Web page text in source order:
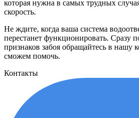
которая нужна в самых трудных
скорость.
Не ждите, когда ваша система
перестанет функционировать. Сразу
признаков забоя обращайтесь в
сможем помочь.
Контакты